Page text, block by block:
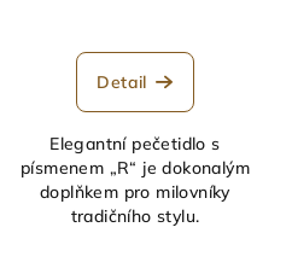
hodnocení
produktu
z
5
hvězdiček.
Detail
Elegantní pečetidlo s
písmenem „R“ je dokonalým
doplňkem pro milovníky
tradičního stylu.